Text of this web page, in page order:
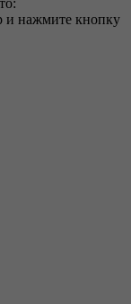
и нажмите кнопку